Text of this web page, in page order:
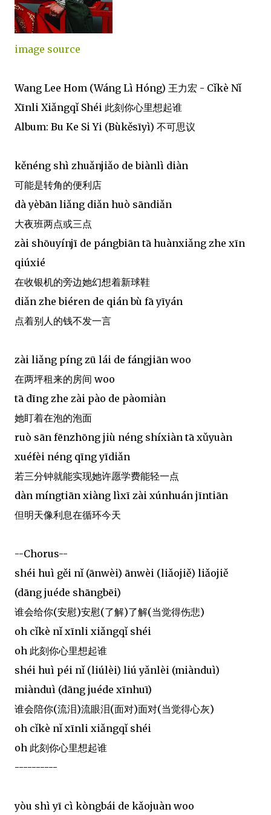
image source
Wang Lee Hom (Wáng Lì Hóng) 王力宏 - Cǐkè Nǐ
Xīnli Xiǎngqǐ Shéi 此刻你心里想起谁
Album: Bu Ke Si Yi (Bùkěsīyì) 不可思议
kěnéng shì zhuǎnjiǎo de biànlì diàn
可能是转角的便利店
dà yèbān liǎng diǎn huò sāndiǎn
大夜班两点或三点
zài shōuyínjī de pángbiān tā huànxiǎng zhe xīn
qiúxié
在收银机的旁边她幻想着新球鞋
diǎn zhe biéren de qián bù fā yīyán
点着别人的钱不发一言
zài liǎng píng zū lái de fángjiān woo
在两坪租来的房间 woo
tā dīng zhe zài pào de pàomiàn
她盯着在泡的泡面
ruò sān fēnzhōng jiù néng shíxiàn tā xǔyuàn
xuéfèi néng qīng yīdiǎn
若三分钟就能实现她许愿学费能轻一点
dàn míngtiān xiàng lìxī zài xúnhuán jīntiān
但明天像利息在循环今天
--Chorus--
shéi huì gěi nǐ (ānwèi) ānwèi (liǎojiě) liǎojiě
(dāng juéde shāngbēi)
谁会给你(安慰)安慰(了解)了解(当觉得伤悲)
oh cǐkè nǐ xīnli xiǎngqǐ shéi
oh 此刻你心里想起谁
shéi huì péi nǐ (liúlèi) liú yǎnlèi (miànduì)
miànduì (dāng juéde xīnhuī)
谁会陪你(流泪)流眼泪(面对)面对(当觉得心灰)
oh cǐkè nǐ xīnli xiǎngqǐ shéi
oh 此刻你心里想起谁
----------
yòu shì yī cì kòngbái de kǎojuàn woo